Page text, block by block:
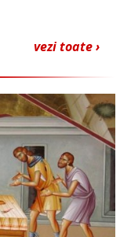
vezi toate ›